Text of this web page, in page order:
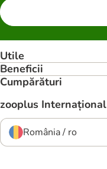
Utile
Beneficii
Cumpărături
zooplus Internațional
România / ro